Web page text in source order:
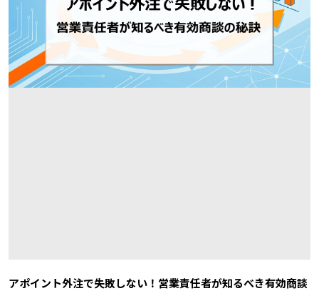
アポイント外注で失敗しない！営業責任者が知るべき有効商談